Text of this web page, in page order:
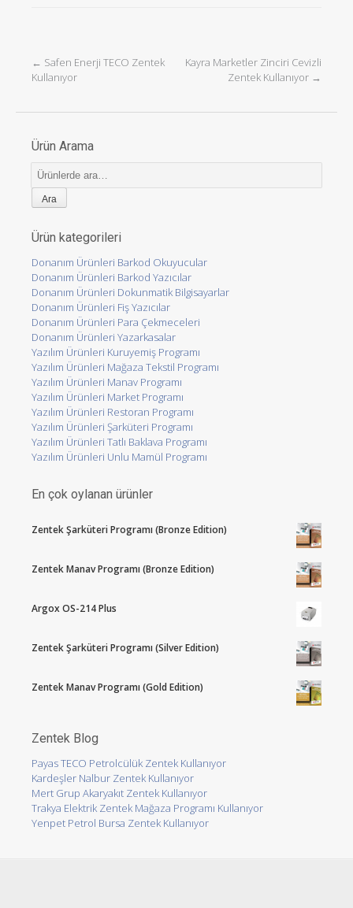
Post navigation
← Safen Enerji TECO Zentek
Kullanıyor
Kayra Marketler Zinciri Cevizli
Zentek Kullanıyor →
Ürün Arama
Ara:
Ürün kategorileri
Donanım Ürünleri Barkod Okuyucular
Donanım Ürünleri Barkod Yazıcılar
Donanım Ürünleri Dokunmatik Bilgisayarlar
Donanım Ürünleri Fiş Yazıcılar
Donanım Ürünleri Para Çekmeceleri
Donanım Ürünleri Yazarkasalar
Yazılım Ürünleri Kuruyemiş Programı
Yazılım Ürünleri Mağaza Tekstil Programı
Yazılım Ürünleri Manav Programı
Yazılım Ürünleri Market Programı
Yazılım Ürünleri Restoran Programı
Yazılım Ürünleri Şarküteri Programı
Yazılım Ürünleri Tatlı Baklava Programı
Yazılım Ürünleri Unlu Mamül Programı
En çok oylanan ürünler
Zentek Şarküteri Programı (Bronze Edition)
Zentek Manav Programı (Bronze Edition)
Argox OS-214 Plus
Zentek Şarküteri Programı (Silver Edition)
Zentek Manav Programı (Gold Edition)
Zentek Blog
Payas TECO Petrolcülük Zentek Kullanıyor
Kardeşler Nalbur Zentek Kullanıyor
Mert Grup Akaryakıt Zentek Kullanıyor
Trakya Elektrik Zentek Mağaza Programı Kullanıyor
Yenpet Petrol Bursa Zentek Kullanıyor